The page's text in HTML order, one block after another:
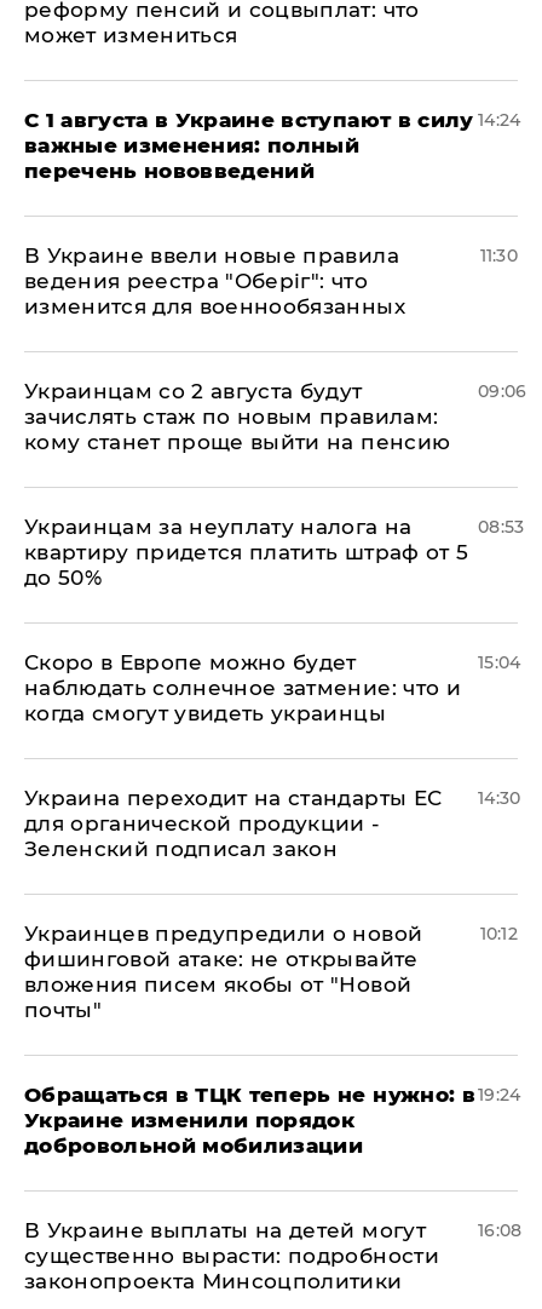
реформу пенсий и соцвыплат: что
может измениться
С 1 августа в Украине вступают в силу
важные изменения: полный
перечень нововведений
14:24
В Украине ввели новые правила
ведения реестра "Оберіг": что
изменится для военнообязанных
11:30
Украинцам со 2 августа будут
зачислять стаж по новым правилам:
кому станет проще выйти на пенсию
09:06
Украинцам за неуплату налога на
квартиру придется платить штраф от 5
до 50%
08:53
Скоро в Европе можно будет
наблюдать солнечное затмение: что и
когда смогут увидеть украинцы
15:04
Украина переходит на стандарты ЕС
для органической продукции -
Зеленский подписал закон
14:30
Украинцев предупредили о новой
фишинговой атаке: не открывайте
вложения писем якобы от "Новой
почты"
10:12
Обращаться в ТЦК теперь не нужно: в
Украине изменили порядок
добровольной мобилизации
19:24
В Украине выплаты на детей могут
существенно вырасти: подробности
законопроекта Минсоцполитики
16:08